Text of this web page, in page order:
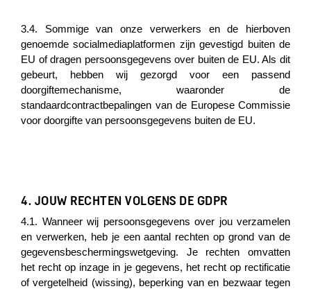
3.4. Sommige van onze verwerkers en de hierboven
genoemde socialmediaplatformen zijn gevestigd buiten de
EU of dragen persoonsgegevens over buiten de EU. Als dit
gebeurt, hebben wij gezorgd voor een passend
doorgiftemechanisme, waaronder de
standaardcontractbepalingen van de Europese Commissie
voor doorgifte van persoonsgegevens buiten de EU.
4. JOUW RECHTEN VOLGENS DE GDPR
4.1. Wanneer wij persoonsgegevens over jou verzamelen
en verwerken, heb je een aantal rechten op grond van de
gegevensbeschermingswetgeving. Je rechten omvatten
het recht op inzage in je gegevens, het recht op rectificatie
of vergetelheid (wissing), beperking van en bezwaar tegen